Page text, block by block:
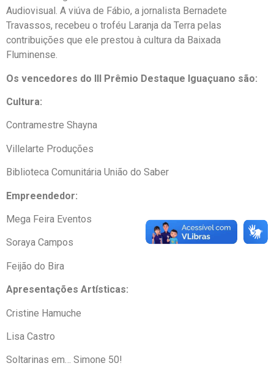
Audiovisual. A viúva de Fábio, a jornalista Bernadete
Travassos, recebeu o troféu Laranja da Terra pelas
contribuições que ele prestou à cultura da Baixada
Fluminense.
Os vencedores do III Prêmio Destaque Iguaçuano são:
Cultura:
Contramestre Shayna
Villelarte Produções
Biblioteca Comunitária União do Saber
Empreendedor:
Mega Feira Eventos
Soraya Campos
Feijão do Bira
Apresentações Artísticas:
Cristine Hamuche
Lisa Castro
Soltarinas em… Simone 50!